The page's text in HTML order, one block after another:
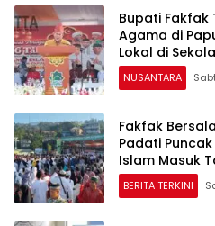
Bupati Fakfak
Agama di
Lokal di
NUSANTARA
Fakfak
Padati
Islam Masuk
BERITA TERKINI